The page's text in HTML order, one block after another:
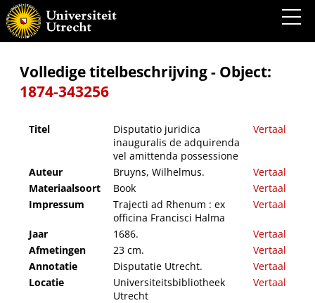
Disputatio juridica inauguralis de adquirenda vel amittenda possessione
Volledige titelbeschrijving - Object:
1874-343256
Titel
Disputatio juridica
inauguralis de adquirenda
vel amittenda possessione
Vertaal
Auteur Bruyns, Wilhelmus.
Vertaal
Materiaalsoort
Book
Vertaal
Impressum
Trajecti ad Rhenum : ex
officina Francisci Halma
Vertaal
Jaar 1686.
Vertaal
Afmetingen
23 cm.
Vertaal
Annotatie
Disputatie Utrecht.
Vertaal
Locatie
Universiteitsbibliotheek
Utrecht
Vertaal